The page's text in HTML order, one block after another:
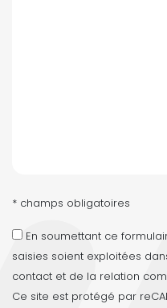
* champs obligatoires
En soumettant ce
saisies soient exploitées
contact et de la relation
Ce site est protégé par